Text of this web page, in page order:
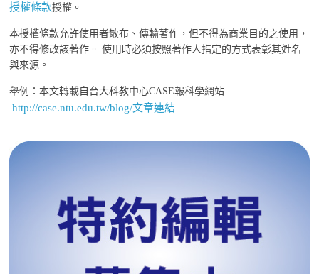
授權條款授權。
本授權條款允許使用者散布、傳輸著作，但不得為商業目的之使用，
亦不得修改該著作。 使用時必須按照著作人指定的方式表彰其姓名
與來源。
舉例：本文轉載自台大科教中心CASE報科學網站
http://case.ntu.edu.tw/blog/文章連結